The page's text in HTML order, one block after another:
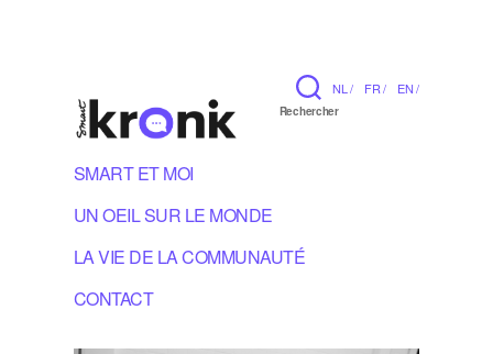
NL / FR / EN /
Rechercher
SMART ET MOI
UN OEIL SUR LE MONDE
LA VIE DE LA COMMUNAUTÉ
CONTACT